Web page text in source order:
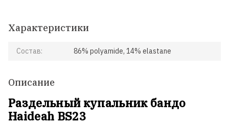
Характеристики
Состав: 86% polyamide, 14% elastane
Описание
Раздельный купальник бандо
Haideah BS23